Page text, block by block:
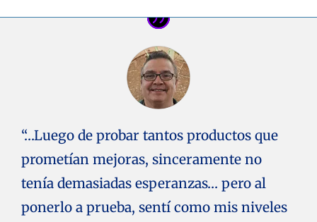
“…Luego de probar tantos productos que
prometían mejoras, sinceramente no
tenía demasiadas esperanzas… pero al
ponerlo a prueba, sentí como mis niveles